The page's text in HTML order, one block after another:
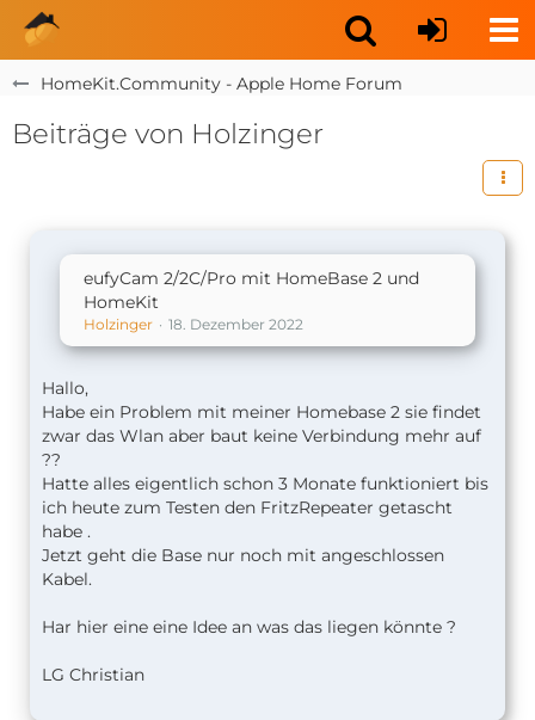
HomeKit.Community - Apple Home Forum
Beiträge von Holzinger
eufyCam 2/2C/Pro mit HomeBase 2 und
HomeKit
Holzinger 18. Dezember 2022
Hallo,
Habe ein Problem mit meiner Homebase 2 sie findet
zwar das Wlan aber baut keine Verbindung mehr auf
??
Hatte alles eigentlich schon 3 Monate funktioniert bis
ich heute zum Testen den FritzRepeater getascht
habe .
Jetzt geht die Base nur noch mit angeschlossen
Kabel.
Har hier eine eine Idee an was das liegen könnte ?
LG Christian